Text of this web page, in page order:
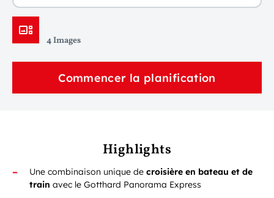
4 Images
Commencer la planification
Highlights
Une combinaison unique de croisière en bateau et de
train avec le Gotthard Panorama Express